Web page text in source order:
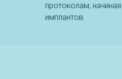
протоколам,
имплантов.